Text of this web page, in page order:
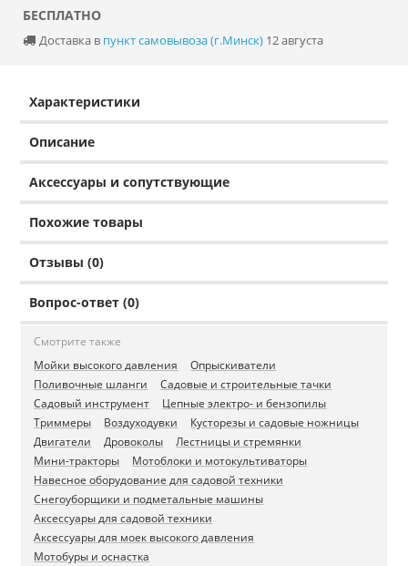
БЕСПЛАТНО
Доставка в пункт самовывоза (г.Минск) 12 августа
Характеристики
Описание
Аксессуары и сопутствующие
Похожие товары
Отзывы (0)
Вопрос-ответ (0)
Смотрите также
Мойки высокого давления
Опрыскиватели
Поливочные шланги
Садовые и строительные тачки
Садовый инструмент
Цепные электро- и бензопилы
Триммеры
Воздуходувки
Кусторезы и садовые ножницы
Двигатели
Дровоколы
Лестницы и стремянки
Мини-тракторы
Мотоблоки и мотокультиваторы
Навесное оборудование для садовой техники
Снегоуборщики и подметальные машины
Аксессуары для садовой техники
Аксессуары для моек высокого давления
Мотобуры и оснастка